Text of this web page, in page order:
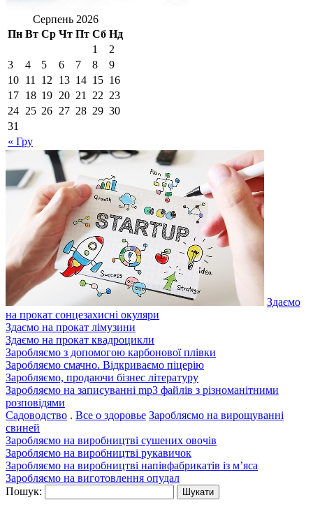
Серпень 2026
Пн Вт Ср Чт Пт Сб Нд
« Гру
1
2
3
4 5 6 7 8
9
10 11 12 13 14 15 16
17 18 19 20 21 22 23
24 25 26 27 28 29 30
31
Здаємо
на прокат сонцезахисні окуляри
Здаємо на прокат лімузини
Здаємо на прокат квадроцикли
Заробляємо з допомогою карбонової плівки
Заробляємо смачно. Відкриваємо піцерію
Заробляємо, продаючи бізнес літературу
Заробляємо на записуванні mp3 файлів з різноманітними
розповідями
Садоводство . Все о здоровье Заробляємо на вирощуванні
свиней
Заробляємо на виробництві сушених овочів
Заробляємо на виробництві рукавичок
Заробляємо на виробництві напівфабрикатів із м’яса
Заробляємо на виготовлення опудал
Пошук: